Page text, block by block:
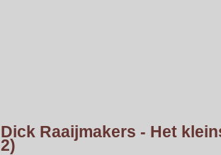
Dick Raaijmakers - Het
2)